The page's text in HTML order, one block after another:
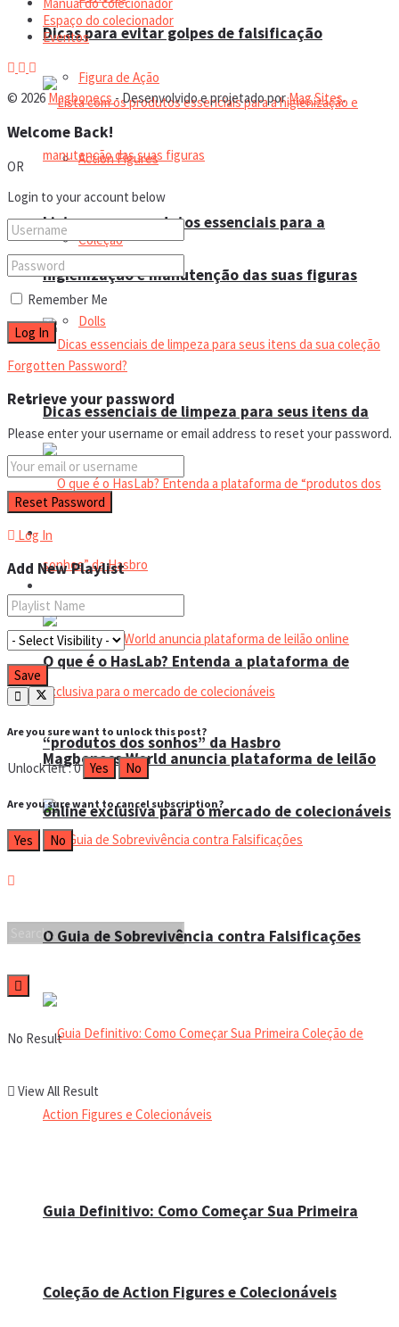
Figura de Ação
Action Figures
Coleção
Dolls
Manual do colecionador
O que é o HasLab? Entenda a plataforma de
“produtos dos sonhos” da Hasbro
O Guia de Sobrevivência contra Falsificações
Guia Definitivo: Como Começar Sua Primeira
Coleção de Action Figures e Colecionáveis
Dicas para evitar golpes de falsificação
Lista com os produtos essenciais para a
higienização e manutenção das suas figuras
Dicas essenciais de limpeza para seus itens da
sua coleção
Espaço do colecionador
Magbonecs World anuncia plataforma de leilão
online exclusiva para o mercado de colecionáveis
No Result
View All Result
Manual do colecionador
Espaço do colecionador
Eventos
© 2026 Magbonecs- Desenvolvido e projetado porMag Sites.
Welcome Back!
OR
Login to your account below
Remember Me
Forgotten Password?
Retrieve your password
Please enter your username or email address to reset your password.
Log In
Add New Playlist
Are you sure want to unlock this post?
Unlock left : 0 Yes No
Are you sure want to cancel subscription?
Yes No